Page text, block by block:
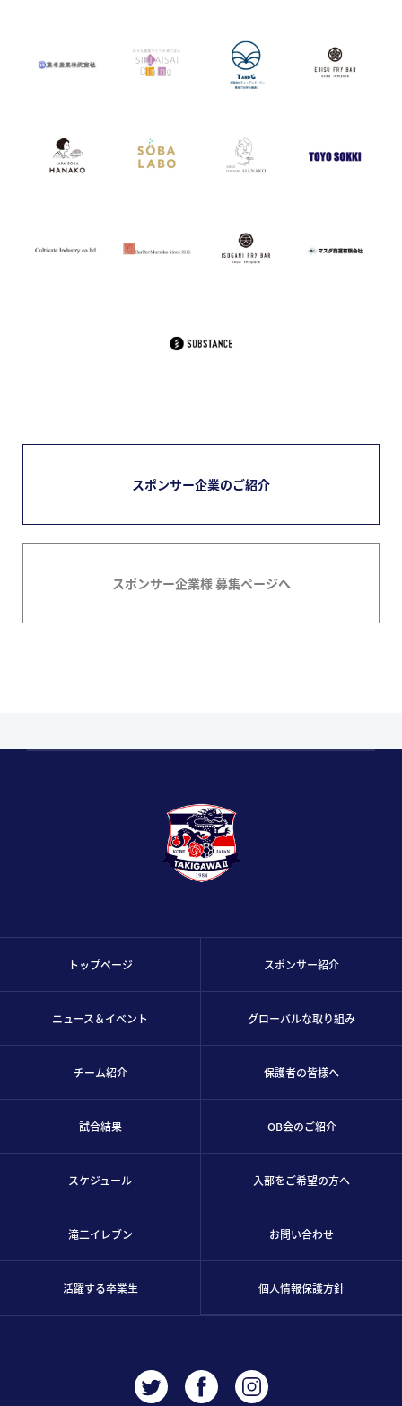
スポンサー企業のご紹介
スポンサー企業様 募集ページへ
トップページ
ニュース＆イベント
チーム紹介
試合結果
スケジュール
滝二イレブン
活躍する卒業生
スポンサー紹介
グローバルな取り組み
保護者の皆様へ
OB会のご紹介
入部をご希望の方へ
お問い合わせ
個人情報保護方針